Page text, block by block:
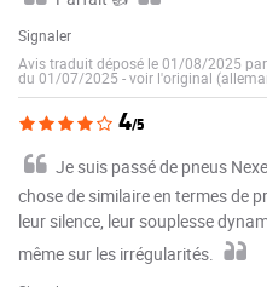
Signaler
Avis traduit déposé le 01/08/2025
du 01/07/2025 -voir l'original
4/5
Je suis passé de pneus
chose de similaire en termes de
leur silence, leur souplesse
même sur les irrégularités.